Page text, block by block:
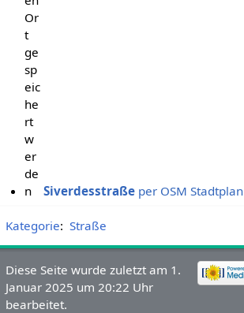
Or
t
ge
sp
eic
he
rt
w
er
de
n
Siverdesstraße per OSM Stadtplan
Kategorie: Straße
Diese Seite wurde zuletzt am 1.
Januar 2025 um 20:22 Uhr
bearbeitet.